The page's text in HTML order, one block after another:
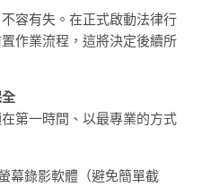
容有失。在正式啟動法律行
作業流程，這將決定後續所
第一時間、以最專業的方式
幕錄影軟體（避免簡單截